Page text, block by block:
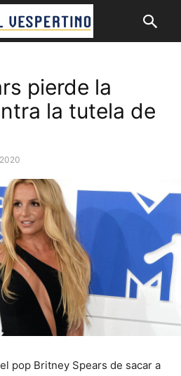
pierde la
la tutela de
pop Britney Spears de sacar a